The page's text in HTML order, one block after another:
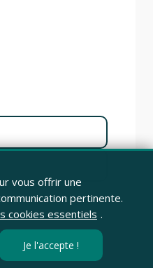
vous offrir une
pertinente.
cookies essentiels .
Je l'accepte !